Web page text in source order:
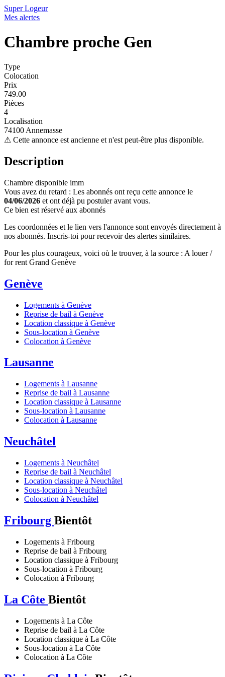
Super Logeur
Mes alertes
Chambre proche Gen
Type
Colocation
Prix
749.00
Pièces
4
Localisation
74100 Annemasse
⚠ Cette annonce est ancienne et n'est peut-être plus disponible.
Description
Chambre disponible imm
Vous avez du retard : Les abonnés ont reçu cette annonce le
04/06/2026 et ont déjà pu postuler avant vous.
Ce bien est réservé aux abonnés
Les coordonnées et le lien vers l'annonce sont envoyés directement à
nos abonnés. Inscris-toi pour recevoir des alertes similaires.
Pour les plus courageux, voici où le trouver, à la source : A louer /
for rent Grand Genève
Genève
Logements à Genève
Reprise de bail à Genève
Location classique à Genève
Sous-location à Genève
Colocation à Genève
Lausanne
Logements à Lausanne
Reprise de bail à Lausanne
Location classique à Lausanne
Sous-location à Lausanne
Colocation à Lausanne
Neuchâtel
Logements à Neuchâtel
Reprise de bail à Neuchâtel
Location classique à Neuchâtel
Sous-location à Neuchâtel
Colocation à Neuchâtel
Fribourg Bientôt
Logements à Fribourg
Reprise de bail à Fribourg
Location classique à Fribourg
Sous-location à Fribourg
Colocation à Fribourg
La Côte Bientôt
Logements à La Côte
Reprise de bail à La Côte
Location classique à La Côte
Sous-location à La Côte
Colocation à La Côte